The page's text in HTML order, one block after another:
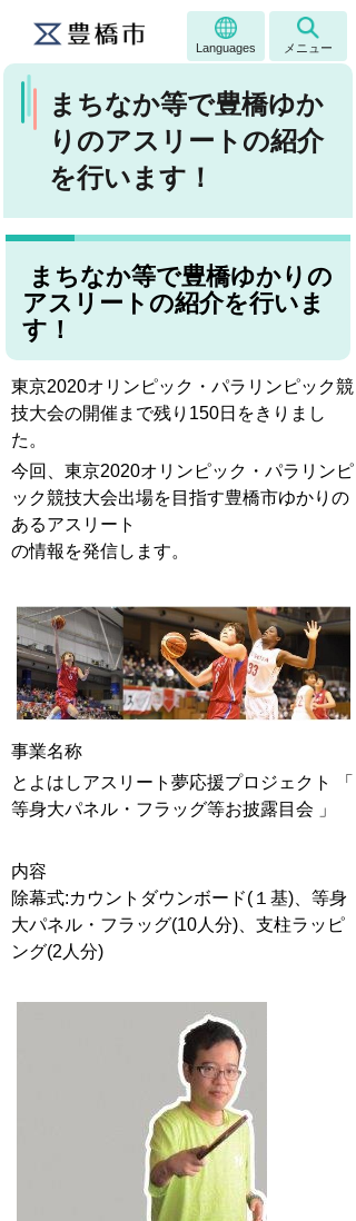
Languages メニュー
まちなか等で豊橋ゆか
りのアスリートの紹介
を行います！
まちなか等で豊橋ゆかりの
アスリートの紹介を行いま
す！
東京2020オリンピック・パラリンピック競
技大会の開催まで残り150日をきりまし
た。
今回、東京2020オリンピック・パラリンピ
ック競技大会出場を目指す豊橋市ゆかりの
あるアスリート
の情報を発信します。
事業名称
とよはしアスリート夢応援プロジェクト 「
等身大パネル・フラッグ等お披露目会 」
内容
除幕式:カウントダウンボード(１基)、等身
大パネル・フラッグ(10人分)、支柱ラッピ
ング(2人分)